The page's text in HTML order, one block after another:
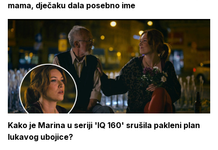
mama, dječaku dala posebno ime
Kako je Marina u seriji 'IQ 160' srušila pakleni plan
lukavog ubojice?